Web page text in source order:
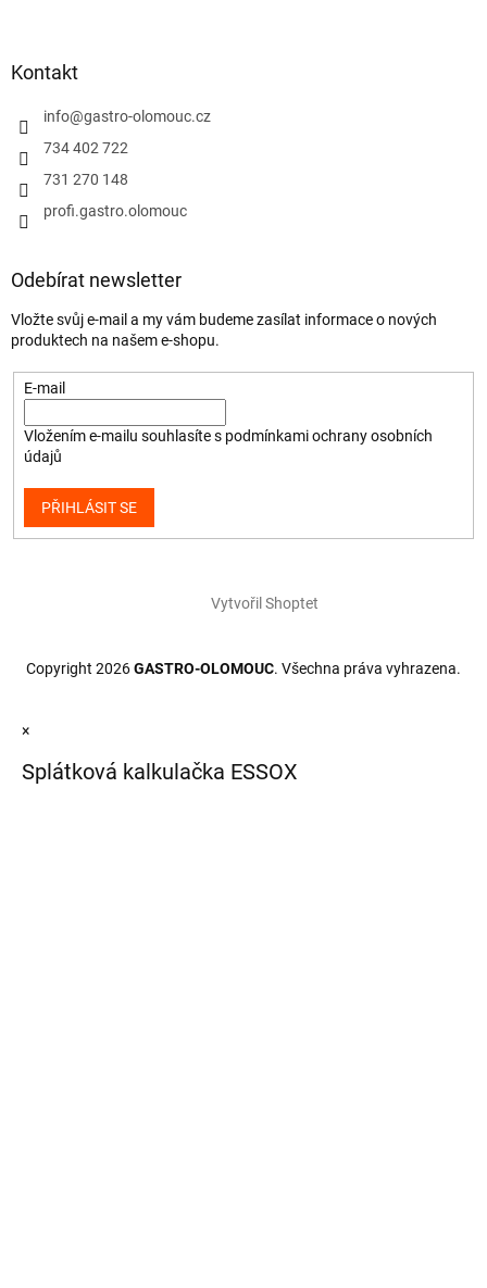
Kontakt
info@gastro-olomouc.cz
734 402 722
731 270 148
profi.gastro.olomouc
Odebírat newsletter
Vložte svůj e-mail a my vám budeme zasílat informace o nových
produktech na našem e-shopu.
E-mail
Vložením e-mailu souhlasíte s podmínkami ochrany osobních
údajů
PŘIHLÁSIT SE
Vytvořil Shoptet
Copyright 2026GASTRO-OLOMOUC. Všechna práva vyhrazena.
×
Splátková kalkulačka ESSOX